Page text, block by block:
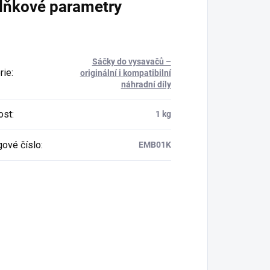
parametry
:
Sáčky do vysavačů –
originální i kompatibilní
náhradní díly
: 1 kg
číslo: EMB01K